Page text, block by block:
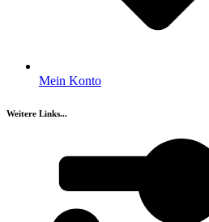
Mein Konto
Weitere Links...